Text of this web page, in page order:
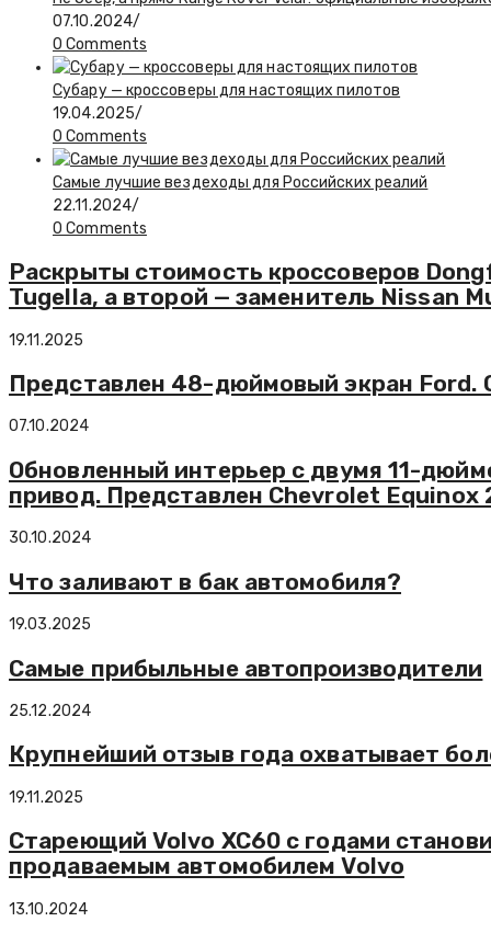
07.10.2024/
0 Comments
Субару — кроссоверы для настоящих пилотов
19.04.2025/
0 Comments
Самые лучшие вездеходы для Российских реалий
22.11.2024/
0 Comments
Раскрыты стоимость кроссоверов
Tugella, а второй — заменитель Nissan
19.11.2025
Представлен 48-дюймовый экран Ford.
07.10.2024
Обновленный интерьер с двумя 11-
привод. Представлен Chevrolet Equinox
30.10.2024
Что заливают в бак автомобиля?
19.03.2025
Самые прибыльные автопроизводители
25.12.2024
Крупнейший отзыв года охватывает
19.11.2025
Стареющий Volvo XC60 с годами
продаваемым автомобилем Volvo
13.10.2024